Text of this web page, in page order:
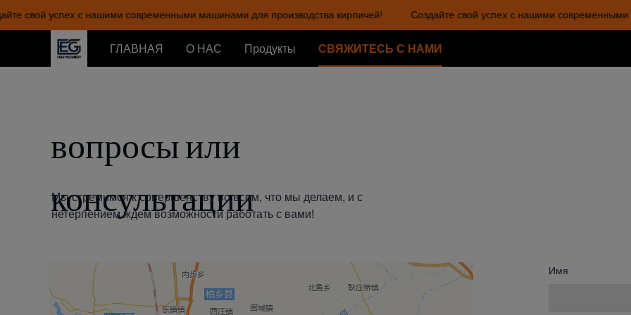
свой успех с нашими современными машинами для производства кирпичей! Создайте свой успех с нашими современными
Создайте свой успех с
ГЛАВНАЯ О НАС Продукты СВЯЖИТЕСЬ С НАМИ
вопросы или
консультации
Мы стремимся к совершенству во всем, что мы делаем, и с
нетерпением ждем возможности работать с вами!
Имя